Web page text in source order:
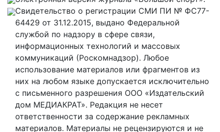
Свидетельство о регистрации СМИ ПИ № ФС77-
64429 от 31.12.2015, выдано Федеральной
службой по надзору в сфере связи,
информационных технологий и массовых
коммуникаций (Роскомнадзор). Любое
использование материалов или фрагментов из
них на любом языке допускается исключительно
с письменного разрешения ООО «Издательский
дом МЕДИАКРАТ». Редакция не несет
ответственности за содержание рекламных
материалов. Материалы не рецензируются и не